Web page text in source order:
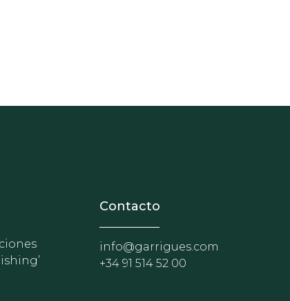
Extranet y herramientas
Contacto
info@garrigues.com
+34 91 514 52 00